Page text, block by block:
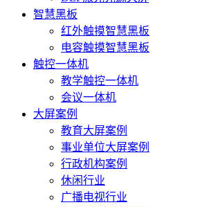
智慧黑板
红外触摸智慧黑板
电容触摸智慧黑板
触控一体机
教学触控一体机
会议一体机
大屏案例
教育大屏案例
事业单位大屏案例
行政机构案例
休闲行业
广播电视行业